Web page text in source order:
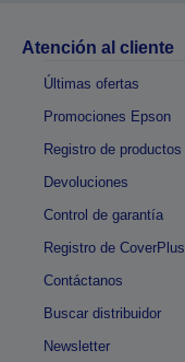
Atención al cliente
Últimas ofertas
Promociones Epson
Registro de productos
Devoluciones
Control de garantía
Registro de CoverPlus
Contáctanos
Buscar distribuidor
Newsletter